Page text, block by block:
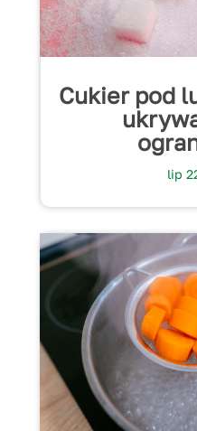
Cukier pod
lip